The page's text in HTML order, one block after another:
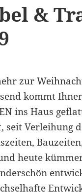
&
zur
kommt
ins Haus
seit Verleihung
heute